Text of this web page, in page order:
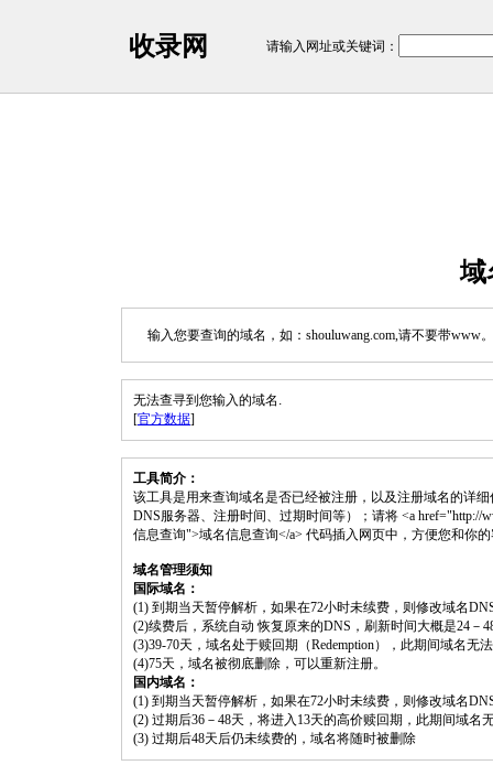
收录网 请输入网址或关键词：
域
输入您要查询的域名，如：shouluwang.com,请不要带www
无法查寻到您输入的域名.
[官方数据]
工具简介：
该工具是用来查询域名是否已经被注册，以及注册域名的详
DNS服务器、注册时间、过期时间等）；请将 <a href="http://
信息查询">域名信息查询</a> 代码插入网页中，方便您和你
域名管理须知
国际域名：
(1) 到期当天暂停解析，如果在72小时未续费，则修改域名
(2)续费后，系统自动 恢复原来的DNS，刷新时间大概是24－
(3)39-70天，域名处于赎回期（Redemption），此期间域名无
(4)75天，域名被彻底删除，可以重新注册。
国内域名：
(1) 到期当天暂停解析，如果在72小时未续费，则修改域名
(2) 过期后36－48天，将进入13天的高价赎回期，此期间域名
(3) 过期后48天后仍未续费的，域名将随时被删除